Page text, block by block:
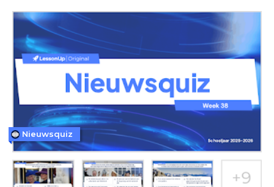
Nieuwsquiz